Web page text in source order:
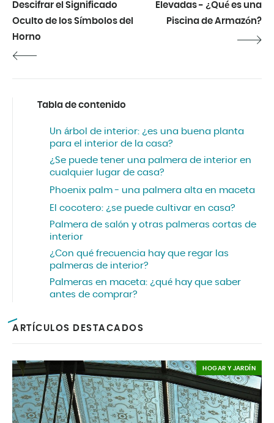
Descifrar el Significado
Oculto de los Símbolos del
Horno
Elevadas - ¿Qué es una
Piscina de Armazón?
Tabla de contenido
Un árbol de interior: ¿es una buena planta
para el interior de la casa?
¿Se puede tener una palmera de interior en
cualquier lugar de casa?
Phoenix palm - una palmera alta en maceta
El cocotero: ¿se puede cultivar en casa?
Palmera de salón y otras palmeras cortas de
interior
¿Con qué frecuencia hay que regar las
palmeras de interior?
Palmeras en maceta: ¿qué hay que saber
antes de comprar?
ARTÍCULOS DESTACADOS
HOGAR Y JARDÍN